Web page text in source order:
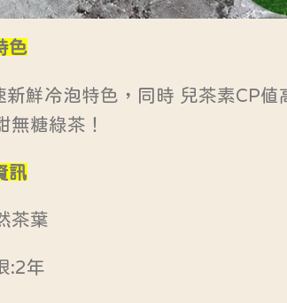
色
鮮冷泡特色，同時 兒茶素CP值
無糖綠茶！
訊
茶葉
:2年